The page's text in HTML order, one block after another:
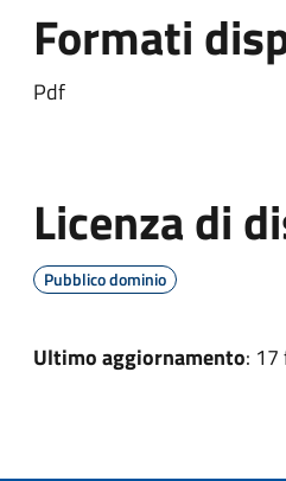
Formati
Pdf
Licenza di
Pubblico dominio
Ultimo aggiornamento: